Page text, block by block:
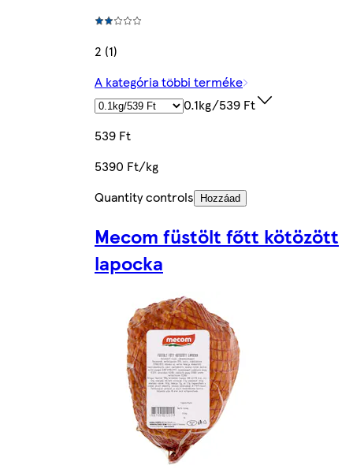
2 (1)
A kategória többi terméke
0.1kg/539 Ft
539 Ft
5390 Ft/kg
Quantity controls
Hozzáad
Mecom füstölt főtt kötözött
lapocka